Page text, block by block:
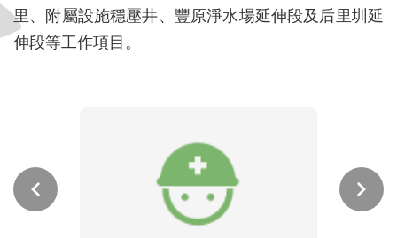
里、附屬設施穩壓井、豐原淨水場延伸段及后里圳延
伸段等工作項目。